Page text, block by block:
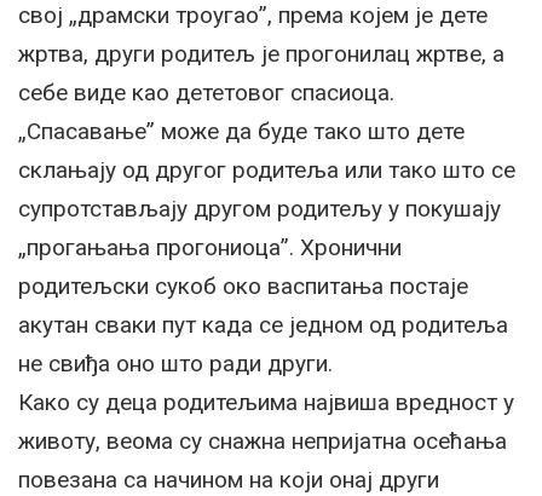
свој „драмски троугао”, према којем је дете
жртва, други родитељ је прогонилац жртве, а
себе виде као дететовог спасиоца.
„Спасавање” може да буде тако што дете
склањају од другог родитеља или тако што се
супротстављају другом родитељу у покушају
„прогањања прогониоца”. Хронични
родитељски сукоб око васпитања постаје
акутан сваки пут када се једном од родитеља
не свиђа оно што ради други.
Како су деца родитељима највиша вредност у
животу, веома су снажна непријатна осећања
повезана са начином на који онај други